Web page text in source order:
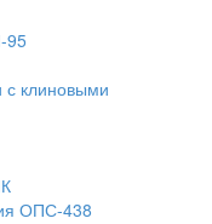
95
с клиновыми
ОПС-438